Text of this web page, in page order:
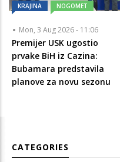
KRAJINA NOGOMET
Mon, 3 Aug 2026 - 11:06
Premijer USK ugostio
prvake BiH iz Cazina:
Bubamara predstavila
planove za novu sezonu
CATEGORIES